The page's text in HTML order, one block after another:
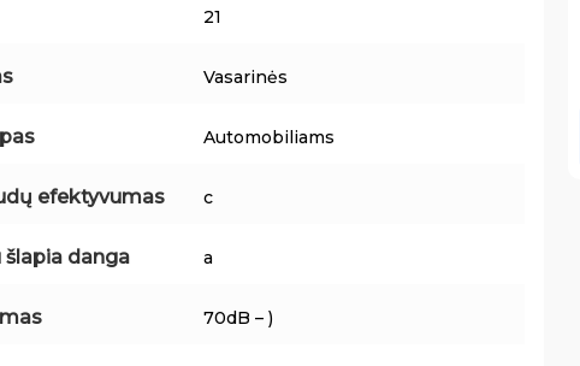
21
Vasarinės
Automobiliams
efektyvumas c
šlapia danga a
70dB – )